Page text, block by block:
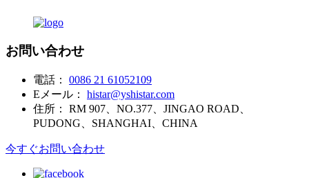
お問い合わせ
電話：
0086 21 61052109
Eメール：
histar@yshistar.com
住所：
RM 907、NO.377、JINGAO ROAD、
PUDONG、SHANGHAI、CHINA
今すぐお問い合わせ